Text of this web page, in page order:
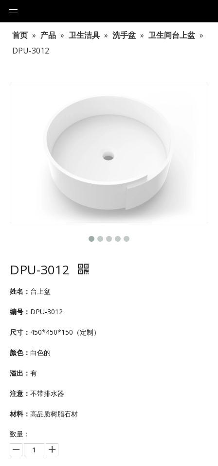
首页 » 产品 » 卫生洁具 » 洗手盆 » 卫生间台上盆 »
DPU-3012
DPU-3012
姓名： 台上盆
编号： DPU-3012
尺寸： 450*450*150（定制）
颜色： 白色的
溢出： 有
注意： 不带排水器
材料： 高品质树脂石材
数量：